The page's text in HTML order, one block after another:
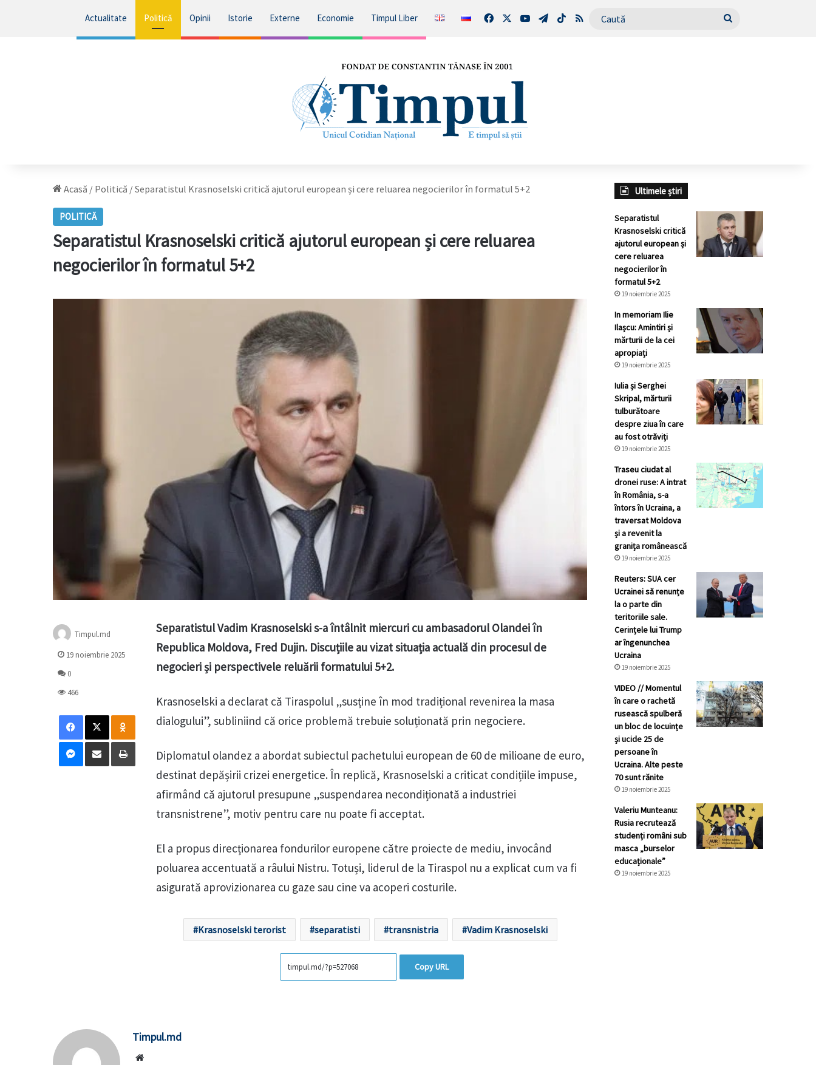
Actualitate Politică Opinii Istorie Externe Economie Timpul Liber FacebookYouTubeTelegram
TikTokRSS Caută
Acasă / Politică /Separatistul Krasnoselski critică ajutorul european și cere reluarea negocierilor în formatul 5+2
POLITICĂ
Separatistul Krasnoselski critică ajutorul european și cere reluarea
negocierilor în formatul 5+2
Separatistul Vadim Krasnoselski s-a întâlnit miercuri cu ambasadorul Olandei în
Republica Moldova, Fred Dujin. Discuțiile au vizat situația actuală din procesul de
negocieri și perspectivele reluării formatului 5+2.
Krasnoselski a declarat că Tiraspolul „susține în mod tradițional revenirea la masa
dialogului”, subliniind că orice problemă trebuie soluționată prin negociere.
Diplomatul olandez a abordat subiectul pachetului european de 60 de milioane de euro,
destinat depășirii crizei energetice. În replică, Krasnoselski a criticat condițiile impuse,
afirmând că ajutorul presupune „suspendarea necondiționată a industriei
transnistrene”, motiv pentru care nu poate fi acceptat.
El a propus direcționarea fondurilor europene către proiecte de mediu, invocând
poluarea accentuată a râului Nistru. Totuși, liderul de la Tiraspol nu a explicat cum va fi
asigurată aprovizionarea cu gaze sau cine va acoperi costurile.
Krasnoselski terorist separatisti transnistria Vadim Krasnoselski
Copy URL
Timpul.md
19 noiembrie 2025
0
466
Facebook
X Odnoklassniki
Messenger
Distribuie prin mail Tipărește
Timpul.md
Ultimele știri
Separatistul
Krasnoselski critică
ajutorul european și
cere reluarea
negocierilor în
formatul 5+2
19 noiembrie 2025
In memoriam Ilie
Ilașcu: Amintiri și
mărturii de la cei
apropiați
19 noiembrie 2025
Iulia și Serghei
Skripal, mărturii
tulburătoare
despre ziua în care
au fost otrăviți
19 noiembrie 2025
Traseu ciudat al
dronei ruse: A intrat
în România, s-a
întors în Ucraina, a
traversat Moldova
și a revenit la
granița românească
19 noiembrie 2025
Reuters: SUA cer
Ucrainei să renunțe
la o parte din
teritoriile sale.
Cerințele lui Trump
ar îngenunchea
Ucraina
19 noiembrie 2025
VIDEO // Momentul
în care o rachetă
rusească spulberă
un bloc de locuințe
și ucide 25 de
persoane în
Ucraina. Alte peste
70 sunt rănite
19 noiembrie 2025
Valeriu Munteanu:
Rusia recrutează
studenți români sub
masca „burselor
educaționale”
19 noiembrie 2025